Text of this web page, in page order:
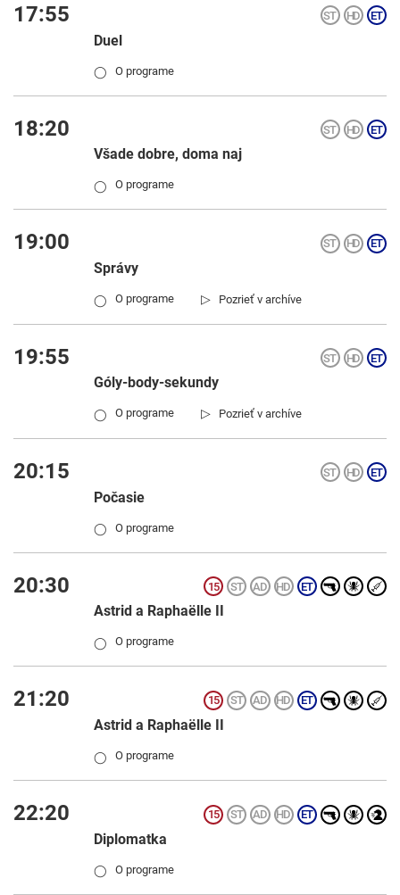
17:55
Duel
◯ O programe
18:20
Všade dobre, doma naj
◯ O programe
19:00
Správy
▷ Pozrieť v archíve
◯ O programe
19:55
Góly-body-sekundy
▷ Pozrieť v archíve
◯ O programe
20:15
Počasie
◯ O programe
20:30
Astrid a Raphaëlle II
◯ O programe
21:20
Astrid a Raphaëlle II
◯ O programe
22:20
Diplomatka
◯ O programe